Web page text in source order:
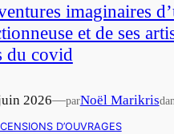
imaginaires
et de ses
du covid
2026—parNoël Marikris
D’OUVRAGES